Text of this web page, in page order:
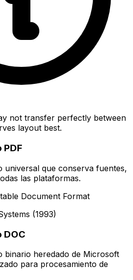
not transfer perfectly between
layout best.
universal que conserva fuentes,
las plataformas.
Document Format
(1993)
binario heredado de Microsoft
para procesamiento de